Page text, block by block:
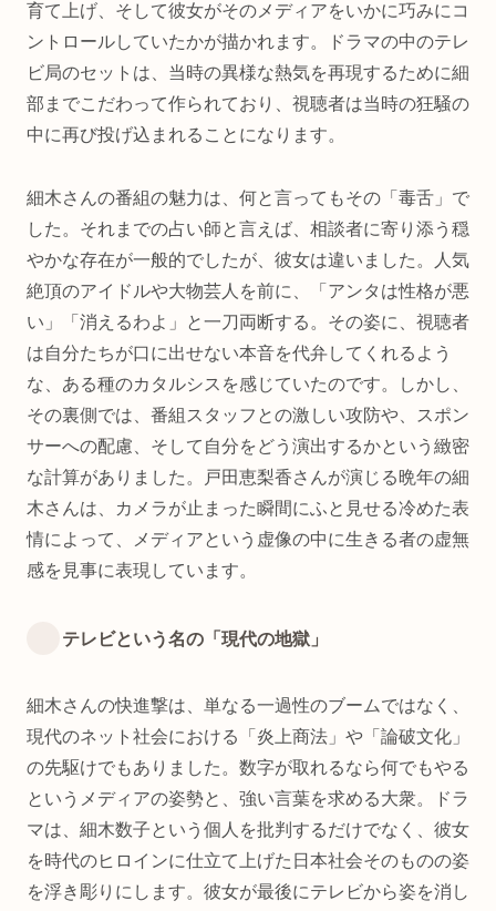
育て上げ、そして彼女がそのメディアをいかに巧みにコ
ントロールしていたかが描かれます。ドラマの中のテレ
ビ局のセットは、当時の異様な熱気を再現するために細
部までこだわって作られており、視聴者は当時の狂騒の
中に再び投げ込まれることになります。
細木さんの番組の魅力は、何と言ってもその「毒舌」で
した。それまでの占い師と言えば、相談者に寄り添う穏
やかな存在が一般的でしたが、彼女は違いました。人気
絶頂のアイドルや大物芸人を前に、「アンタは性格が悪
い」「消えるわよ」と一刀両断する。その姿に、視聴者
は自分たちが口に出せない本音を代弁してくれるよう
な、ある種のカタルシスを感じていたのです。しかし、
その裏側では、番組スタッフとの激しい攻防や、スポン
サーへの配慮、そして自分をどう演出するかという緻密
な計算がありました。戸田恵梨香さんが演じる晩年の細
木さんは、カメラが止まった瞬間にふと見せる冷めた表
情によって、メディアという虚像の中に生きる者の虚無
感を見事に表現しています。
テレビという名の「現代の地獄」
細木さんの快進撃は、単なる一過性のブームではなく、
現代のネット社会における「炎上商法」や「論破文化」
の先駆けでもありました。数字が取れるなら何でもやる
というメディアの姿勢と、強い言葉を求める大衆。ドラ
マは、細木数子という個人を批判するだけでなく、彼女
を時代のヒロインに仕立て上げた日本社会そのものの姿
を浮き彫りにします。彼女が最後にテレビから姿を消し